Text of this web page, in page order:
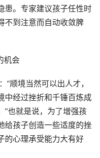
患。专家建议孩子任性时
不到注意而自动收敛脾
机会
境当然可以出人才，
中经过挫折和千锤百炼成
”也就是说，为了增强孩
给孩子创造一些适度的挫
的心理承受能力大有好